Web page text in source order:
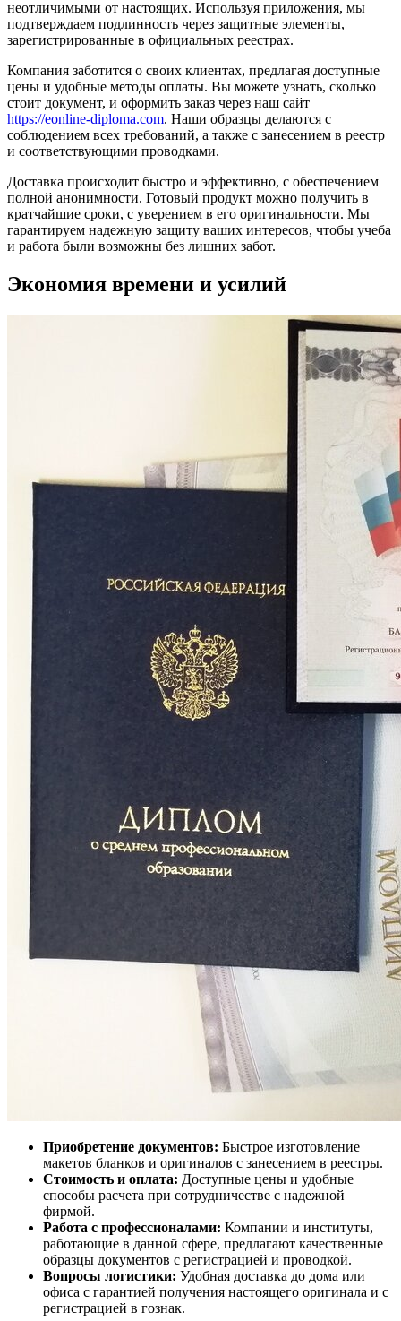
неотличимыми от настоящих. Используя приложения, мы
подтверждаем подлинность через защитные элементы,
зарегистрированные в официальных реестрах.
Компания заботится о своих клиентах, предлагая доступные
цены и удобные методы оплаты. Вы можете узнать, сколько
стоит документ, и оформить заказ через наш сайт
https://eonline-diploma.com. Наши образцы делаются с
соблюдением всех требований, а также с занесением в реестр
и соответствующими проводками.
Доставка происходит быстро и эффективно, с обеспечением
полной анонимности. Готовый продукт можно получить в
кратчайшие сроки, с уверением в его оригинальности. Мы
гарантируем надежную защиту ваших интересов, чтобы учеба
и работа были возможны без лишних забот.
Экономия времени и усилий
Приобретение документов: Быстрое изготовление
макетов бланков и оригиналов с занесением в реестры.
Стоимость и оплата: Доступные цены и удобные
способы расчета при сотрудничестве с надежной
фирмой.
Работа с профессионалами: Компании и институты,
работающие в данной сфере, предлагают качественные
образцы документов с регистрацией и проводкой.
Вопросы логистики: Удобная доставка до дома или
офиса с гарантией получения настоящего оригинала и с
регистрацией в гознак.